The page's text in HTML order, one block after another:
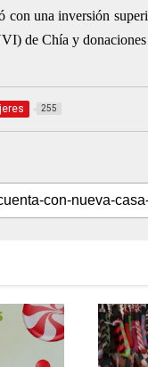
una inversión
de Chía y
255